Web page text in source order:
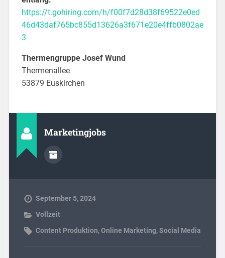
https://t.gohiring.com/h/f00f7d28d38f69522e0ed
46d43daf765bc855d13626a3f671e20e4ffb0802ae
3
Thermengruppe Josef Wund
Thermenallee
53879 Euskirchen
Marketingjobs
September 5, 2024
Vollzeit
Content Produktion,Online Marketing,Social Media